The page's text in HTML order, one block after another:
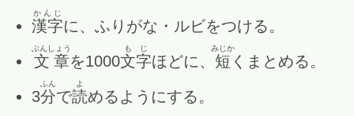
漢字
かんじ
に、ふりがな・ルビをつける。
文章
ぶんしょう
を1000文字
もじ
ほどに、 短
みじか
くまとめる。
3分
ふん
で読
よ
めるようにする。